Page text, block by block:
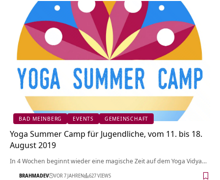
BAD MEINBERG EVENTS GEMEINSCHAFT
Yoga Summer Camp für Jugendliche, vom 11. bis 18.
August 2019
In 4 Wochen beginnt wieder eine magische Zeit auf dem Yoga Vidya…
BRAHMADEV VOR 7 JAHREN 627 VIEWS